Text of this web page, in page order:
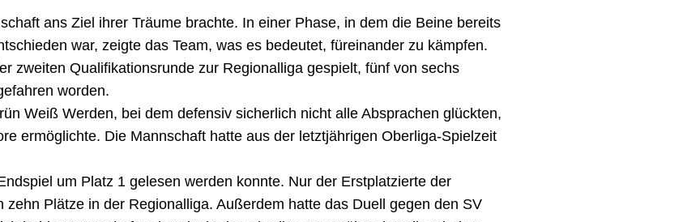
ans Ziel ihrer Träume brachte. In einer Phase, in dem die Beine bereits
war, zeigte das Team, was es bedeutet, füreinander zu kämpfen.
zweiten Qualifikationsrunde zur Regionalliga gespielt, fünf von sechs
worden.
Weiß Werden, bei dem defensiv sicherlich nicht alle Absprachen glückten,
ermöglichte. Die Mannschaft hatte aus der letztjährigen Oberliga-Spielzeit
um Platz 1 gelesen werden konnte. Nur der Erstplatzierte der
Plätze in der Regionalliga. Außerdem hatte das Duell gegen den SV